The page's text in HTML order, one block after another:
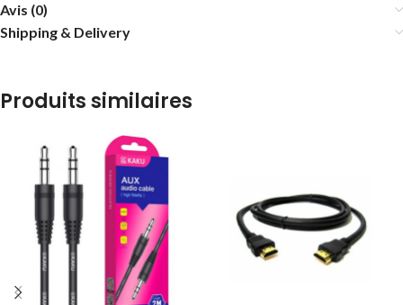
Avis (0)
Shipping & Delivery
Produits similaires